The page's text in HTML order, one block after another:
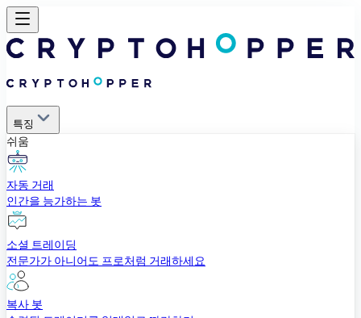
특징
쉬움
자동 거래
인간을 능가하는 봇
소셜 트레이딩
전문가가 아니어도 프로처럼 거래하세요
복사 봇